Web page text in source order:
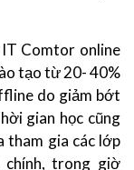
Comtor online
tạo từ 20- 40%
do giảm bớt
gian học cũng
tham gia các lớp
trong giờ